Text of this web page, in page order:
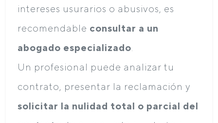
intereses usurarios o abusivos, es
recomendable consultar a un
abogado especializado
Un profesional puede analizar tu
contrato, presentar la reclamación y
solicitar la nulidad total o parcial del